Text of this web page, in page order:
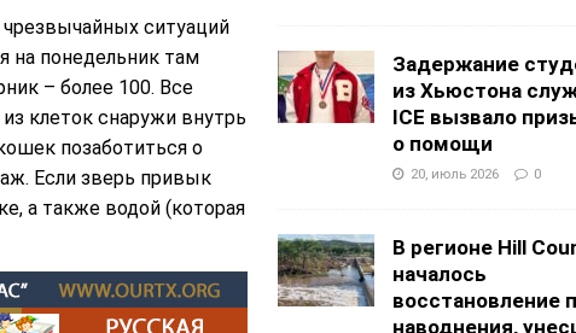
ситуаций
на понедельник там
– более 100. Все
клеток снаружи внутрь
позаботиться о
Если зверь привык
а также водой (которая
Задержание
из Хьюстона
ICE вызвало
о помощи
20, июль 2026 0
В регионе Hill
началось
восстановление
наводнения,